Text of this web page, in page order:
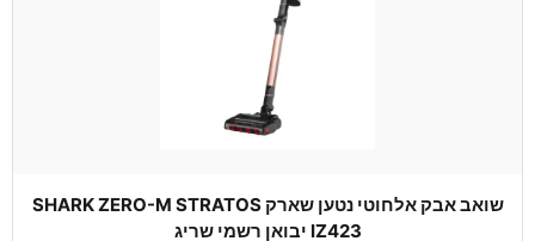
שואב אבק אלחוטי נטען שארק SHARK ZERO-M STRATOS
IZ423 יבואן רשמי שריג